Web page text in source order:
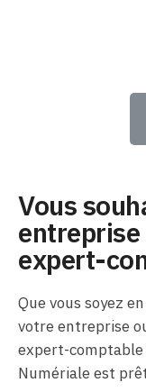
Vous
entreprise
expert-
Que vous soyez
votre entreprise
expert-comptable
Numériale est